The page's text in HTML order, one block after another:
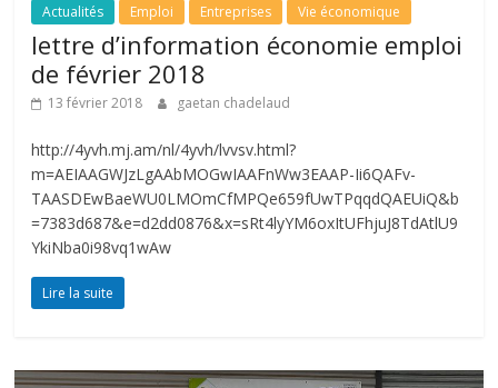
Actualités Emploi Entreprises Vie économique
lettre d’information économie emploi
de février 2018
13 février 2018 gaetan chadelaud
http://4yvh.mj.am/nl/4yvh/lvvsv.html?
m=AEIAAGWJzLgAAbMOGwIAAFnWw3EAAP-Ii6QAFv-
TAASDEwBaeWU0LMOmCfMPQe659fUwTPqqdQAEUiQ&b
=7383d687&e=d2dd0876&x=sRt4lyYM6oxItUFhjuJ8TdAtlU9
YkiNba0i98vq1wAw
Lire la suite